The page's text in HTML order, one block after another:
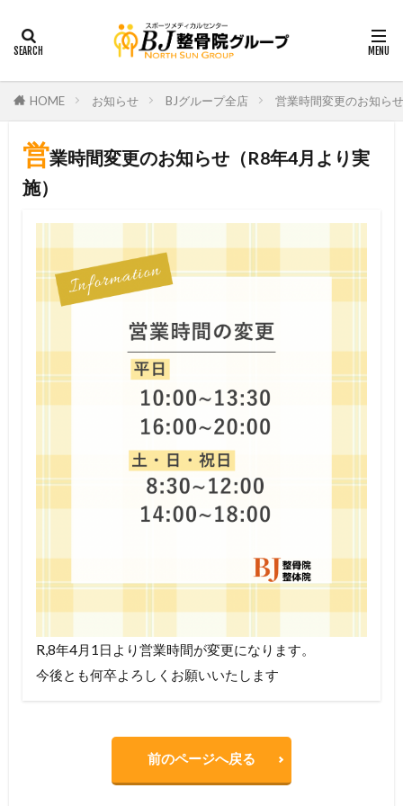
HOME お知らせ BJグループ全店 営業時間変更のお知ら
営業時間変更のお知らせ（R8年4月より実
施）
R,8年4月1日より営業時間が変更になります。
今後とも何卒よろしくお願いいたします
前のページへ戻る